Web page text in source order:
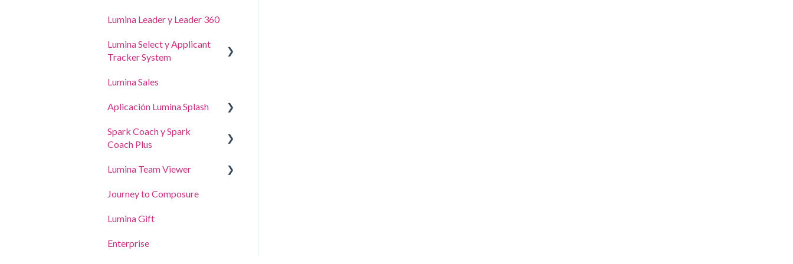
Lumina Leader y Leader 360
Lumina Select y Applicant
Tracker System
Applicant Tracker System
Explicador de Lumina Select
Lumina Sales
Aplicación Lumina Splash
Para los participantes
Spark Coach y Spark
Coach Plus
Guías y demos
Spark Coach
Spark Coach Plus
Lumina Team Viewer
Crear, ver o editar un equipo
Otras características del
Journey to Composure
Lumina Gift
Enterprise